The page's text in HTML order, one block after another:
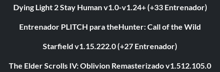
Dying Light 2 Stay Human v1.0-v1.24+ (+33 Entrenador)
Entrenador PLITCH para theHunter: Call of the Wild
Starfield v1.15.222.0 (+27 Entrenador)
The Elder Scrolls IV: Oblivion Remasterizado v1.512.105.0